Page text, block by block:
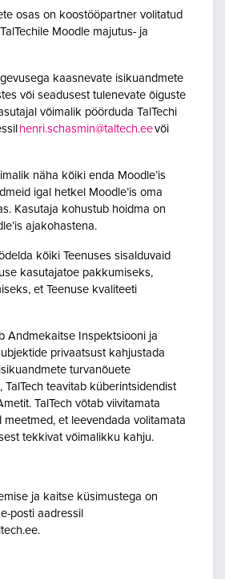
osas on koostööpartner volitatud
Moodle majutus- ja
kaasnevate isikuandmete
või seadusest tulenevate õiguste
võimalik pöörduda TalTechi
henri.schasmin@taltech.eevõi
näha kõiki enda Moodle’is
igal hetkel Moodle’is oma
Kasutaja kohustub hoidma on
ajakohastena.
kõiki Teenuses sisalduvaid
kasutajatoe pakkumiseks,
et Teenuse kvaliteeti
Andmekaitse Inspektsiooni ja
privaatsust kahjustada
turvanõuete
TalTech teavitab küberintsidendist
TalTech võtab viivitamata
meetmed, et leevendada volitamata
tekkivat võimalikku kahju.
ja kaitse küsimustega on
posti aadressil